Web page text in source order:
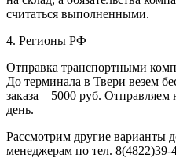
считаться выполненными.
4. Регионы РФ
Отправка транспортными
До терминала в Твери везем
заказа – 5000 руб.
день.
Рассмотрим другие варианты
менеджерам по тел. 8(4822)39-